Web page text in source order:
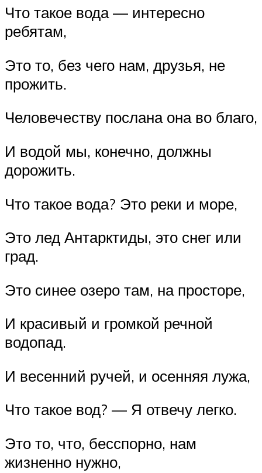
Что такое вода — интересно
ребятам,
Это то, без чего нам, друзья, не
прожить.
Человечеству послана она во благо,
И водой мы, конечно, должны
дорожить.
Что такое вода? Это реки и море,
Это лед Антарктиды, это снег или
град.
Это синее озеро там, на просторе,
И красивый и громкой речной
водопад.
И весенний ручей, и осенняя лужа,
Что такое вод? — Я отвечу легко.
Это то, что, бесспорно, нам
жизненно нужно,